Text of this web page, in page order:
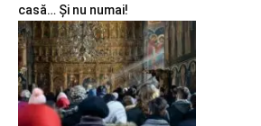
casă… Și nu numai!